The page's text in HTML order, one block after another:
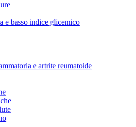
e basso indice glicemico
e artrite reumatoide